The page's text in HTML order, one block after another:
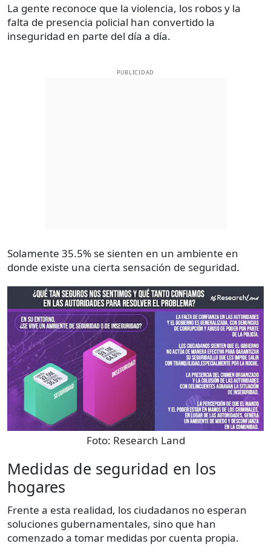
La gente reconoce que la violencia, los robos y la
falta de presencia policial han convertido la
inseguridad en parte del día a día.
PUBLICIDAD
Solamente 35.5% se sienten en un ambiente en
donde existe una cierta sensación de seguridad.
Foto: Research Land
Medidas de seguridad en los
hogares
Frente a esta realidad, los ciudadanos no esperan
soluciones gubernamentales, sino que han
comenzado a tomar medidas por cuenta propia.